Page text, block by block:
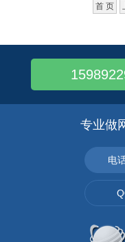
首 页
专业做
电